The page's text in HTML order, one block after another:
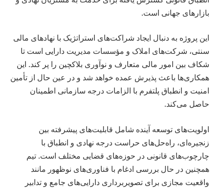
بازارهای جهانی است.
این پروژه به دنبال ایجاد شراکت‌های استراتژیک با نهادهای مالی
سنتی، شرکت‌های املاک و مؤسسات مدیریت دارایی است تا
شکاف بین امور مالی متعارف و نوآوری بلاکچین را پر کند. این
همکاری‌ها باعث پذیرش عمده خواهد شد و در عین حال از تأمین
امنیت و انطباق پلتفرم با الزامات درجه سازمانی اطمینان
حاصل می‌کند.
اولویت‌های توسعه آینده شامل قابلیت‌های پیشرفته بین
زنجیره‌ای، راه‌حل‌های حراست درجه نهادی و انطباق با
چارچوب‌های قانونی در حوزه‌های قضایی مختلف است. تیم
همچنین در حال بررسی ادغام با فناوری‌های نوظهور مانند
واقعیت مجازی برای تصویربرداری دارایی‌های جامع و تدابیر